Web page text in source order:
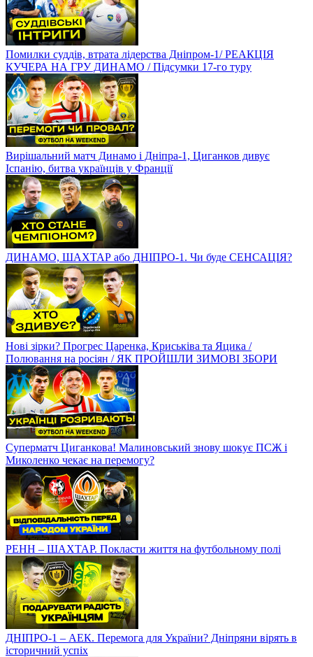
Помилки суддів, втрата лідерства Дніпром-1/ РЕАКЦІЯ
КУЧЕРА НА ГРУ ДИНАМО / Підсумки 17-го туру
Вирішальний матч Динамо і Дніпра-1, Циганков дивує
Іспанію, битва українців у Франції
ДИНАМО, ШАХТАР або ДНІПРО-1. Чи буде СЕНСАЦІЯ?
Нові зірки? Прогрес Царенка, Криськіва та Яцика /
Полювання на росіян / ЯК ПРОЙШЛИ ЗИМОВІ ЗБОРИ
Суперматч Циганкова! Малиновський знову шокує ПСЖ і
Миколенко чекає на перемогу?
РЕНН – ШАХТАР. Покласти життя на футбольному полі
ДНІПРО-1 – АЕК. Перемога для України? Дніпряни вірять в
історичний успіх